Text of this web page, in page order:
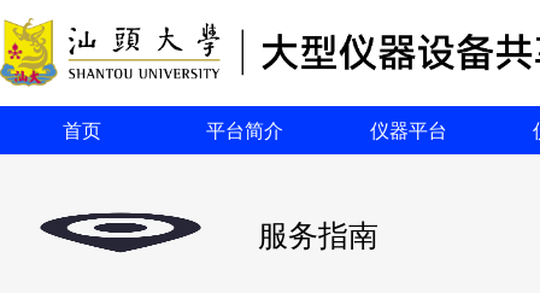
首页 平台简介 仪器平台
服务指南